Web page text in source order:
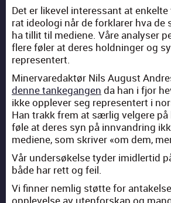
Det er likev­el inter­es­sant at
rat ide­olo­gi når de fork­lar­er hva de
ha tillit til medi­ene. Våre analyser
flere føler at deres hold­ninger og
rep­re­sen­tert.
Min­er­varedak­tør Nils August
denne tankegan­gen da han i fjor
ikke opplever seg rep­re­sen­tert i
Han trakk frem at særlig vel­gere
føle at deres syn på innvan­dring
medi­ene, som skriv­er «om dem,
Vår under­søkelse tyder imi­dler­tid
både har rett og feil.
Vi finner nem­lig støtte for